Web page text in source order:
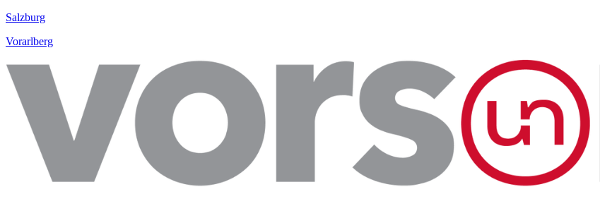
Salzburg
Vorarlberg